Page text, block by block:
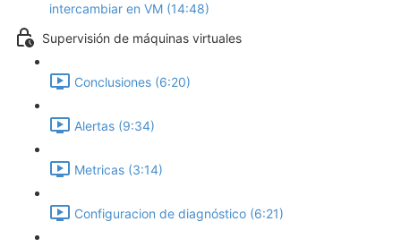
intercambiar en VM (14:48)
Supervisión de máquinas virtuales
Conclusiones (6:20)
Alertas (9:34)
Metricas (3:14)
Configuracion de diagnóstico (6:21)